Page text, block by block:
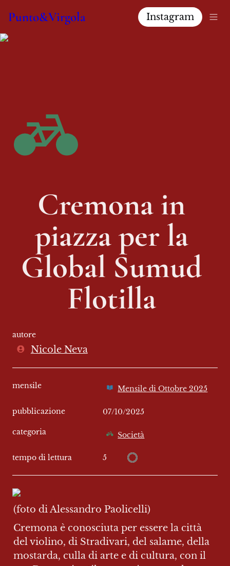
Punto&Virgola Instagram
Cremona in
piazza per la
Global Sumud
Flotilla
autore
Nicole Neva
mensile Mensile di Ottobre 2025
pubblicazione 07/10/2025
categoria Società
tempo di lettura 5
(foto di Alessandro Paolicelli)
Cremona è conosciuta per essere la città
del violino, di Stradivari, del salame, della
mostarda, culla di arte e di cultura, con il